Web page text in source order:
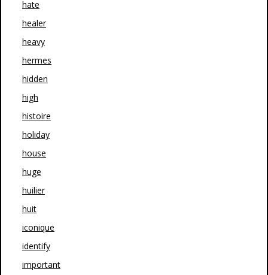
hate
healer
heavy
hermes
hidden
high
histoire
holiday
house
huge
huilier
huit
iconique
identify
important